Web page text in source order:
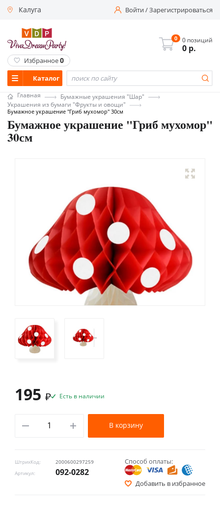
Калуга Войти/Зарегистрироваться
Каталог
0 0 позиций
0 р.
Избранное0
Главная
Бумажные украшения "Шар"
Украшения из бумаги "Фрукты и овощи"
Бумажное украшение "Гриб мухомор" 30см
Бумажное украшение "Гриб мухомор"
30см
ШтрихКод:
2000600297259
Артикул:
092-0282
Способ оплаты:
Добавить в избранное
195 ₽ Есть в наличии
В корзину